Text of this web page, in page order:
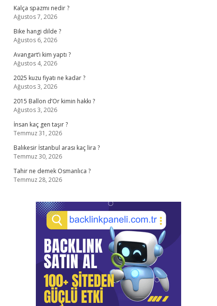
Kalça spazmı nedir ?
Ağustos 7, 2026
Bike hangi dilde ?
Ağustos 6, 2026
Avangart’ı kim yaptı ?
Ağustos 4, 2026
2025 kuzu fiyatı ne kadar ?
Ağustos 3, 2026
2015 Ballon d’Or kimin hakkı ?
Ağustos 3, 2026
İnsan kaç gen taşır ?
Temmuz 31, 2026
Balıkesir İstanbul arası kaç lira ?
Temmuz 30, 2026
Tahir ne demek Osmanlıca ?
Temmuz 28, 2026